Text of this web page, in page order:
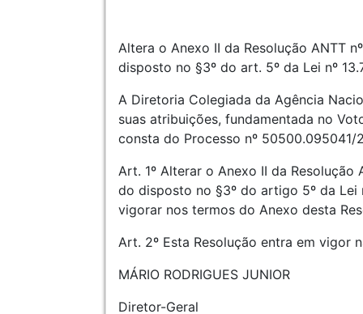
Altera o Anexo II da Resolução ANTT
disposto no §3º do art. 5º da Lei nº
A Diretoria Colegiada da Agência
suas atribuições, fundamentada no
consta do Processo nº 50500.095041/
Art. 1º Alterar o Anexo II da
do disposto no §3º do artigo 5º da Lei
vigorar nos termos do Anexo desta
Art. 2º Esta Resolução entra em vigor
MÁRIO RODRIGUES JUNIOR
Diretor-Geral